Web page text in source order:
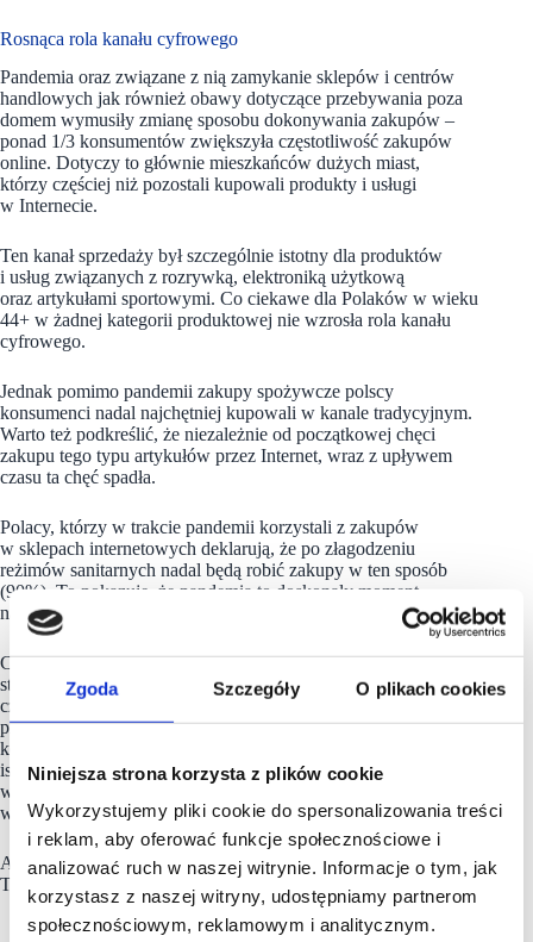
Zgoda Szczegóły O plikach cookies
Niniejsza strona korzysta z plików cookie
Wykorzystujemy pliki cookie do spersonalizowania treści
i reklam, aby oferować funkcje społecznościowe i
analizować ruch w naszej witrynie. Informacje o tym, jak
korzystasz z naszej witryny, udostępniamy partnerom
społecznościowym, reklamowym i analitycznym.
Rosnąca rola kanału cyfrowego
Pandemia oraz związane z nią zamykanie sklepów i centrów
handlowych jak również obawy dotyczące przebywania poza
domem wymusiły zmianę sposobu dokonywania zakupów –
ponad 1/3 konsumentów zwiększyła częstotliwość zakupów
online. Dotyczy to głównie mieszkańców dużych miast,
którzy częściej niż pozostali kupowali produkty i usługi
w Internecie.
Ten kanał sprzedaży był szczególnie istotny dla produktów
i usług związanych z rozrywką, elektroniką użytkową
oraz artykułami sportowymi. Co ciekawe dla Polaków w wieku
44+ w żadnej kategorii produktowej nie wzrosła rola kanału
cyfrowego.
Jednak pomimo pandemii zakupy spożywcze polscy
konsumenci nadal najchętniej kupowali w kanale tradycyjnym.
Warto też podkreślić, że niezależnie od początkowej chęci
zakupu tego typu artykułów przez Internet, wraz z upływem
czasu ta chęć spadła.
Polacy, którzy w trakcie pandemii korzystali z zakupów
w sklepach internetowych deklarują, że po złagodzeniu
reżimów sanitarnych nadal będą robić zakupy w ten sposób
(90%). To pokazuje, że pandemia to doskonały moment
na zbudowanie nowych nawyków konsumenckich.
Co ciekawe, zarówno w przypadku zakupów w sklepach
stacjonarnych oraz tych przez Internet kluczowe są te same
czynniki – poza ceną są to wygoda zakupu, dostępność
produktów i szeroki asortyment. Jednak biorąc pod uwagę wiek
konsumentów widać, że bezpieczeństwo jest szczególnie
istotne w grupie wiekowej 55+, dostępność produktów i duży
wybór dla grupy 25-34, a cena i jakość obsługi dla Polaków
w wieku 35-44.
Autorką komentarza jest Izabela Wisłocka, Menedżer,
Transformacja cyfrowa, PwC.